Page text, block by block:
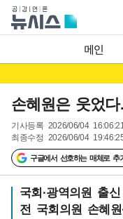
메인
손혜원은 웃었
기사등록 2026/06/04
최종수정 2026/06/04
구글에서 선호하는 매체로 추
국회·광역의원 출
전 국회의원 손혜